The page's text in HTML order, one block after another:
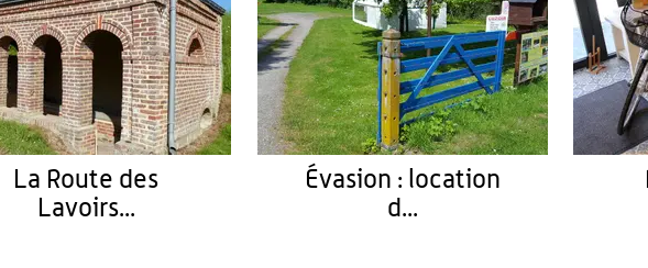
La Route des
Lavoirs...
Évasion : location
d...